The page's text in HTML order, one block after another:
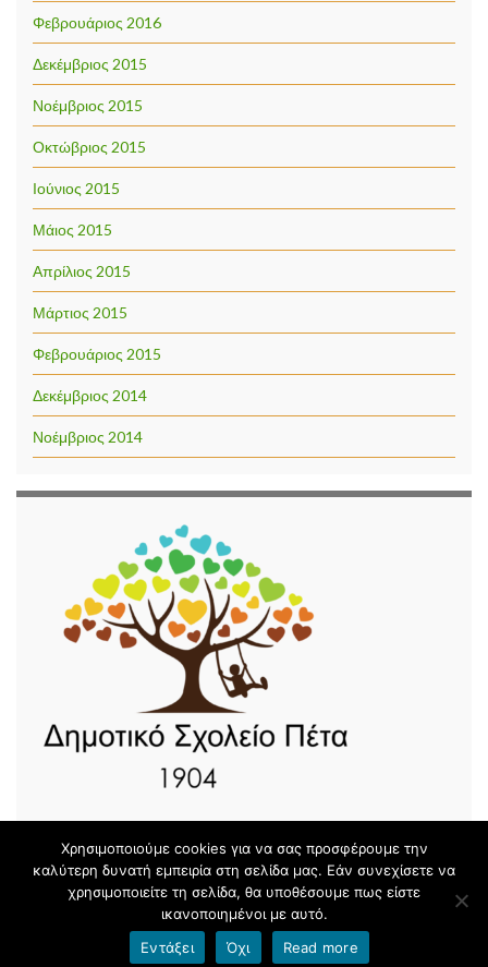
Φεβρουάριος 2016
Δεκέμβριος 2015
Νοέμβριος 2015
Οκτώβριος 2015
Ιούνιος 2015
Μάιος 2015
Απρίλιος 2015
Μάρτιος 2015
Φεβρουάριος 2015
Δεκέμβριος 2014
Νοέμβριος 2014
© 2026 Δημοτικό Σχολείο Πέτα.
Θέμα Graphene.
Όροι χρήσης blogs.sch.gr|Δήλωση προσβασιμότητας
Χρησιμοποιούμε cookies για να σας προσφέρουμε την
καλύτερη δυνατή εμπειρία στη σελίδα μας. Εάν συνεχίσετε να
χρησιμοποιείτε τη σελίδα, θα υποθέσουμε πως είστε
ικανοποιημένοι με αυτό.
Εντάξει
Όχι Read more